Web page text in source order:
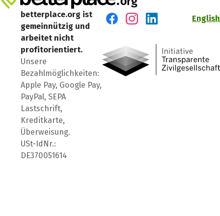
betterplace.org ist
gemeinnützig und
arbeitet nicht
profitorientiert.
Unsere
Bezahlmöglichkeiten:
Apple Pay, Google Pay,
PayPal, SEPA
Lastschrift,
Kreditkarte,
Überweisung.
USt-IdNr.:
DE370051614
English